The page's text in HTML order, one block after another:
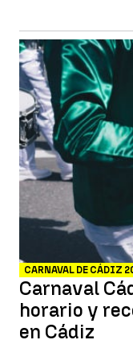
CARNAVAL DE CÁDIZ
Carnaval
horario y
en Cádiz